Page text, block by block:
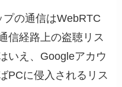
の通信はWebRTC
信経路上の盗聴リス
いえ、Googleアカウ
PCに侵入されるリス